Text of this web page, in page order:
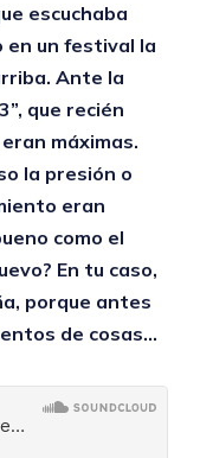
escuchaba
en un festival la
Ante la
que recién
máximas.
la presión o
eran
como el
En tu caso,
porque antes
de cosas…